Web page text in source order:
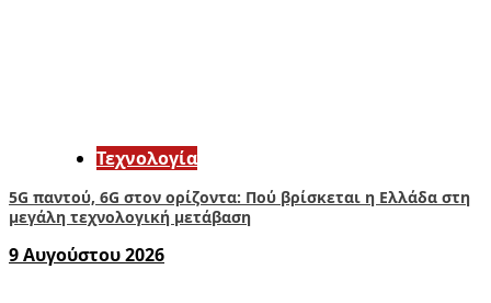
Τεχνολογία
5G παντού, 6G στον ορίζοντα: Πού βρίσκεται η Ελλάδα στη
μεγάλη τεχνολογική μετάβαση
9 Αυγούστου 2026